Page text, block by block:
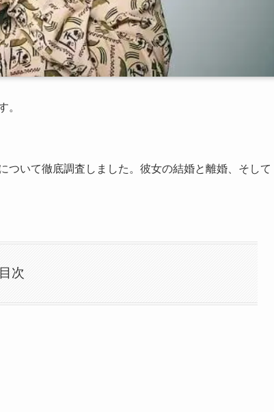
。
ついて徹底調査しました。彼女の結婚と離婚、そして
目次